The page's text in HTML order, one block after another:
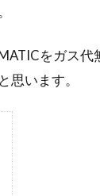
をガス代
思います。